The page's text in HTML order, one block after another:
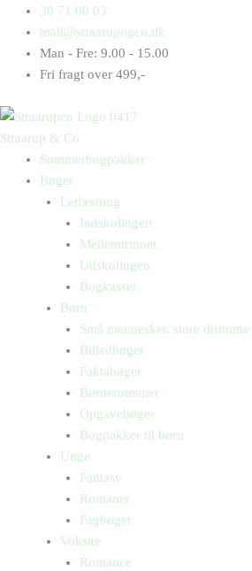
indholdet
30 71 00 03
mail@straarupogco.dk
Man - Fre: 9.00 - 15.00
Fri fragt over 499,-
Straarup & Co
Sommerbogpakker
Bøger
Letlæsning
Indskolingen
Mellemtrinnet
Udskolingen
Bogkasser
Børn
Små mennesker, store drømme
Billedbøger
Faktabøger
Børneromaner
Opgavebøger
Bogpakker til børn
Unge
Fantasy
Romaner
Fagbøger
Voksne
Romance
Products
search
Products
search